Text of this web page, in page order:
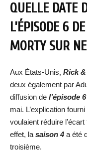
QUELLE DATE
L’ÉPISODE 6
MORTY SUR
Aux États-Unis, Rick
deux également par
diffusion de l’épisode
mai. L’explication
voulaient réduire
effet, la saison 4 a été
troisième.